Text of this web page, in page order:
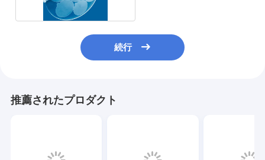
続行
推薦されたプロダクト